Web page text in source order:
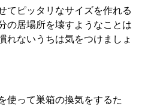
てピッタリなサイズを作れる
の居場所を壊すようなことは
れないうちは気をつけましょ
使って巣箱の換気をするた